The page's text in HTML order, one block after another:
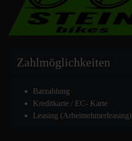
Zahlmöglichkeiten
Barzahlung
Kreditkarte / EC- Karte
Leasing (Arbeitnehmerleasing)